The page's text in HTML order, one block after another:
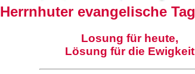
Herrnhuter evangelische
Losung für heute,
Lösung für die Ewigkeit